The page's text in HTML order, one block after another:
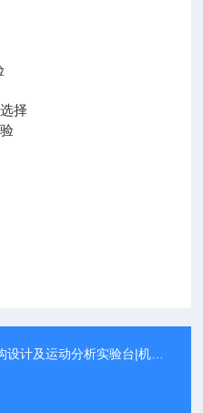
择
计及运动分析实验台|机械创新